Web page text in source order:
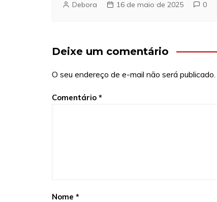
Debora 16 de maio de 2025 0
Deixe um comentário
O seu endereço de e-mail não será publicado.
Comentário *
Nome *